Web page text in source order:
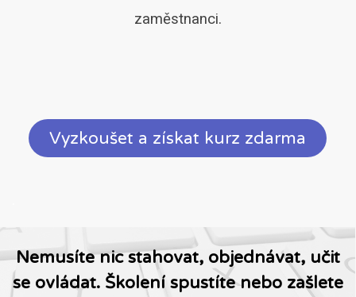
zaměstnanci.
Vyzkoušet a získat kurz zdarma
Nemusíte nic stahovat, objednávat, učit
se ovládat. Školení spustíte nebo zašlete